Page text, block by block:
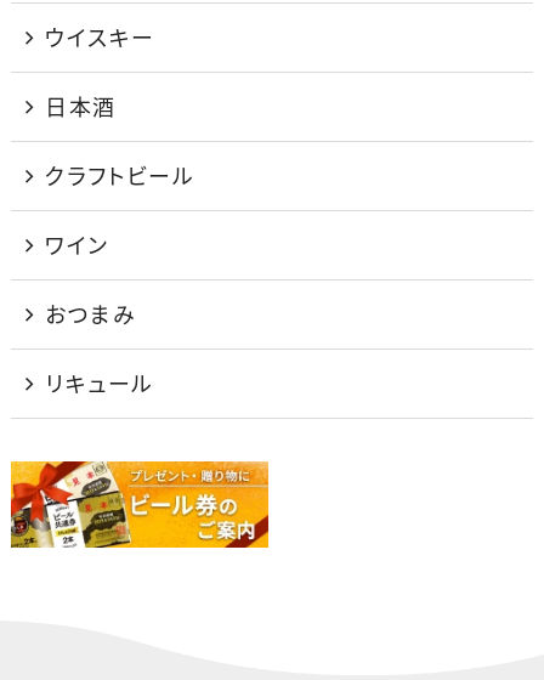
ウイスキー
日本酒
クラフトビール
ワイン
おつまみ
リキュール